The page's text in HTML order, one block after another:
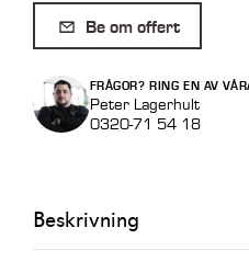
Be om offert
FRÅGOR? RING EN AV
Peter Lagerhult
0320-71 54 18
Beskrivning